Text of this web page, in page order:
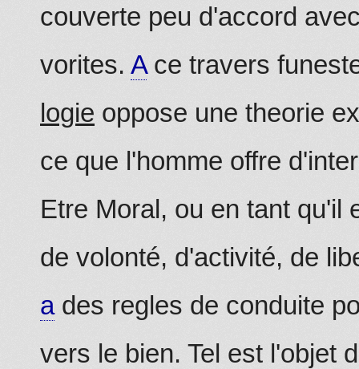
couverte peu d'accord
vorites. Ace travers
logie oppose une theorie
ce que l'homme offre
Etre Moral, ou en tant qu'il
de volonté, d'activité, de
ades regles de conduite
vers le bien. Tel est l'objet